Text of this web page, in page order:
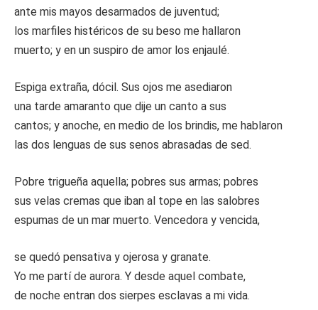
ante mis mayos desarmados de juventud;
los marfiles histéricos de su beso me hallaron
muerto; y en un suspiro de amor los enjaulé.
Espiga extraña, dócil. Sus ojos me asediaron
una tarde amaranto que dije un canto a sus
cantos; y anoche, en medio de los brindis, me hablaron
las dos lenguas de sus senos abrasadas de sed.
Pobre trigueña aquella; pobres sus armas; pobres
sus velas cremas que iban al tope en las salobres
espumas de un mar muerto. Vencedora y vencida,
se quedó pensativa y ojerosa y granate.
Yo me partí de aurora. Y desde aquel combate,
de noche entran dos sierpes esclavas a mi vida.